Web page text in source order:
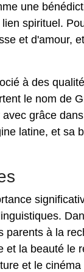
une
spirituel.
et d'amour,
à des
le nom de
grâce
latine, et sa
à la
et la beauté le
et le